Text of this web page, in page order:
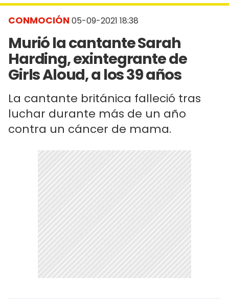
CONMOCIÓN 05-09-2021 18:38
Murió la cantante Sarah
Harding, exintegrante de
Girls Aloud, a los 39 años
La cantante británica falleció tras
luchar durante más de un año
contra un cáncer de mama.